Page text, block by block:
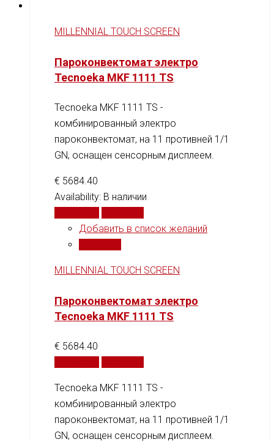
MILLENNIAL TOUCH SCREEN
Пароконвектомат электро
Tecnoeka MKF 1111 TS
Tecnoeka MKF 1111 TS -
комбинированный электро
пароконвектомат, на 11 противней 1/1
GN, оснащен сенсорным дисплеем.
€ 5684.40
Availability: В наличии
Добавить в список желаний
MILLENNIAL TOUCH SCREEN
Пароконвектомат электро
Tecnoeka MKF 1111 TS
€ 5684.40
Tecnoeka MKF 1111 TS -
комбинированный электро
пароконвектомат, на 11 противней 1/1
GN, оснащен сенсорным дисплеем.